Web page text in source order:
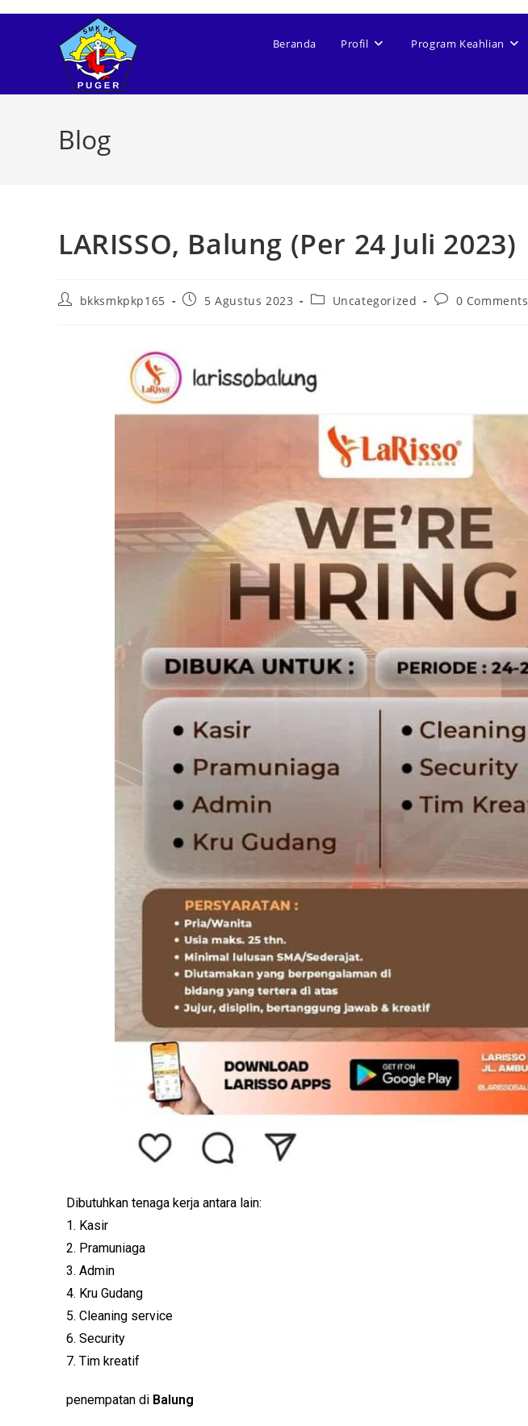
Beranda Profil Program Keahlian
Blog
LARISSO, Balung (Per 24 Juli 2023)
bkksmkpkp165 5 Agustus 2023 Uncategorized 0 Comments
Dibutuhkan tenaga kerja antara lain:
1. Kasir
2. Pramuniaga
3. Admin
4. Kru Gudang
5. Cleaning service
6. Security
7. Tim kreatif
penempatan di Balung